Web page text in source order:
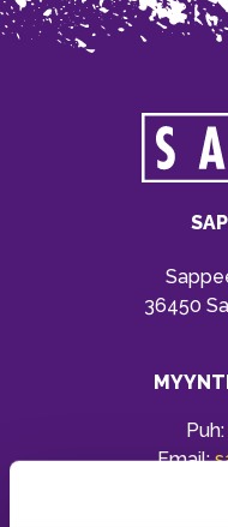
36450
Puh:
Email: